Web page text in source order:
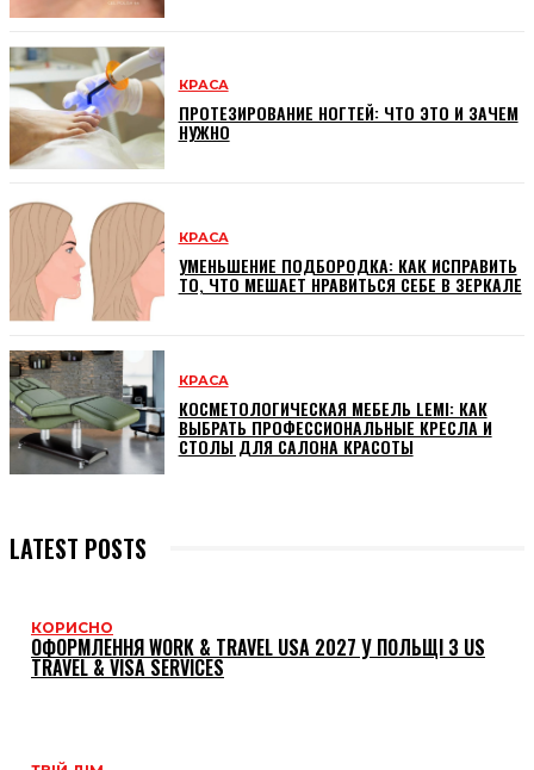
КРАСА
ПРОТЕЗИРОВАНИЕ НОГТЕЙ: ЧТО ЭТО И ЗАЧЕМ
НУЖНО
КРАСА
УМЕНЬШЕНИЕ ПОДБОРОДКА: КАК ИСПРАВИТЬ
ТО, ЧТО МЕШАЕТ НРАВИТЬСЯ СЕБЕ В ЗЕРКАЛЕ
КРАСА
КОСМЕТОЛОГИЧЕСКАЯ МЕБЕЛЬ LEMI: КАК
ВЫБРАТЬ ПРОФЕССИОНАЛЬНЫЕ КРЕСЛА И
СТОЛЫ ДЛЯ САЛОНА КРАСОТЫ
LATEST POSTS
КОРИСНО
ОФОРМЛЕННЯ WORK & TRAVEL USA 2027 У ПОЛЬЩІ З US
TRAVEL & VISA SERVICES